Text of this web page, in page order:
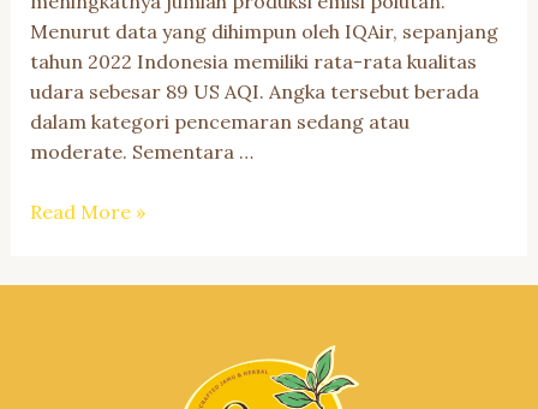
Menurut data yang dihimpun oleh IQAir, sepanjang
tahun 2022 Indonesia memiliki rata-rata kualitas
udara sebesar 89 US AQI. Angka tersebut berada
dalam kategori pencemaran sedang atau
moderate. Sementara …
Kualitas
Read More »